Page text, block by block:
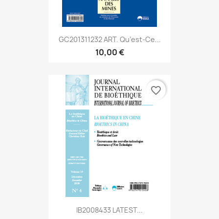
GC201311232 ART. Qu’est-Ce...
10,00 €
IB2008433 LATEST...
favorite_border